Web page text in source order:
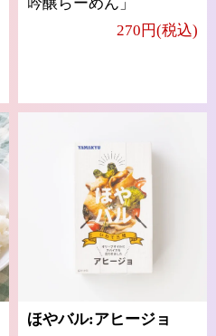
270円(税込)
ほやバル:アヒージョ